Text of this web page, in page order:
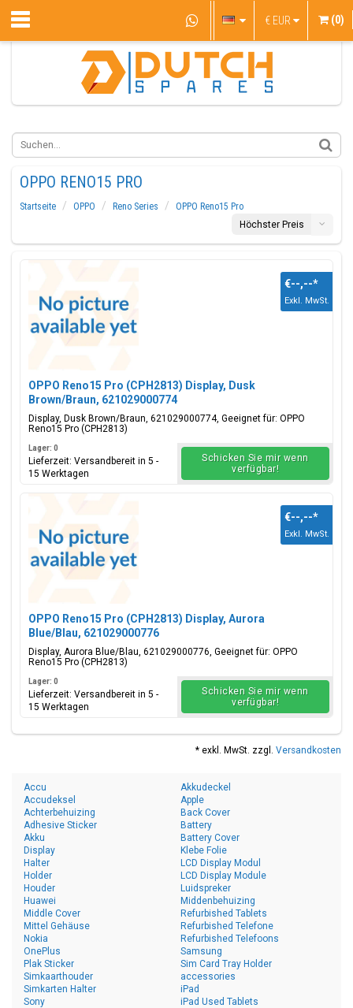
€ EUR (0)
OPPO RENO15 PRO
Startseite OPPO Reno Series
OPPO Reno15 Pro
Höchster Preis
OPPO Reno15 Pro (CPH2813) Display, Dusk
Brown/Braun, 621029000774
Display, Dusk Brown/Braun, 621029000774, Geeignet für: OPPO
Reno15 Pro (CPH2813)
€--,--*
Exkl. MwSt.
Lager: 0
Lieferzeit: Versandbereit in 5 -
15 Werktagen
Schicken Sie mir wenn
verfügbar!
OPPO Reno15 Pro (CPH2813) Display, Aurora
Blue/Blau, 621029000776
Display, Aurora Blue/Blau, 621029000776, Geeignet für: OPPO
Reno15 Pro (CPH2813)
€--,--*
Exkl. MwSt.
Lager: 0
Lieferzeit: Versandbereit in 5 -
15 Werktagen
Schicken Sie mir wenn
verfügbar!
* exkl. MwSt. zzgl. Versandkosten
Accu
Accudeksel
Achterbehuizing
Adhesive Sticker
Akku
Akkudeckel
Apple
Back Cover
Battery
Battery Cover
Display
Halter
Holder
Houder
Huawei
Klebe Folie
LCD Display Modul
LCD Display Module
Luidspreker
Middenbehuizing
Middle Cover
Mittel Gehäuse
Nokia
OnePlus
Plak Sticker
Refurbished Tablets
Refurbished Telefone
Refurbished Telefoons
Samsung
Sim Card Tray Holder
Simkaarthouder
Simkarten Halter
Sony
accessories
iPad
iPad Used Tablets